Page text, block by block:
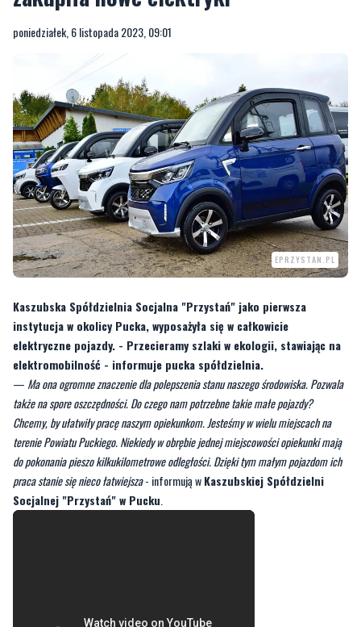
EPRZYSTAN.PL
Kaszubska Spółdzielnia Socjalna "Przystań" jako pierwsza
instytucja w okolicy Pucka, wyposażyła się w całkowicie
elektromobilność - informuje pucka spółdzielnia.
—Ma ona ogromne znaczenie dla polepszenia stanu naszego środowiska. Pozwala
także na spore oszczędności. Do czego nam potrzebne takie małe pojazdy?
Chcemy, by ułatwiły pracę naszym opiekunkom. Jesteśmy w wielu miejscach na
terenie Powiatu Puckiego. Niekiedy w obrębie jednej miejscowości opiekunki mają
do pokonania pieszo kilkukilometrowe odległości. Dzięki tym małym pojazdom ich
praca stanie się nieco łatwiejsza- informują w Kaszubskiej Spółdzielni
Socjalnej "Przystań" w Pucku.